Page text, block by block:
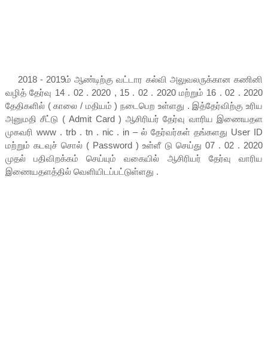
2018 - 2019ம் ஆண்டிற்கு வட்டார கல்வி அலுவலருக்கான கணினி
வழித் தேர்வு 14 . 02 . 2020 , 15 . 02 . 2020 மற்றும் 16 . 02 . 2020
தேதிகளில் ( காலை / மதியம் ) நடைபெற உள்ளது . இத்தேர்விற்கு உரிய
அனுமதி சீட்டு ( Admit Card ) ஆசிரியர் தேர்வு வாரிய இணையதள
முகவரி www . trb . tn . nic . in – ல் தேர்வர்கள் தங்களது User ID
மற்றும் கடவுச் சொல் ( Password ) உள்ளீ டு செய்து 07 . 02 . 2020
முதல் பதிவிறக்கம் செய்யும் வகையில் ஆசிரியர் தேர்வு வாரிய
இணையதளத்தில் வெளியிடப்பட்டுள்ளது .